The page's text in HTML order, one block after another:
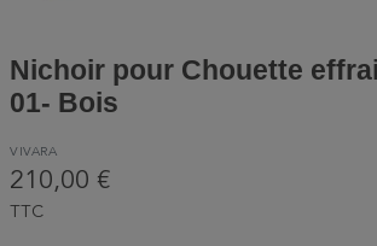
Nichoir pour Chouette
01- Bois
VIVARA
210,00 €
TTC